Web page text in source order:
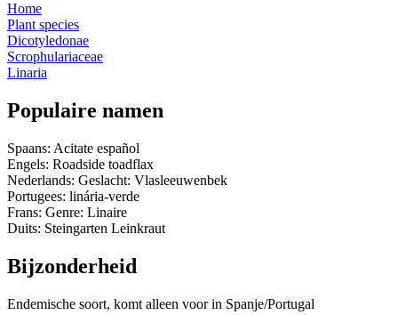
Home
Plant species
Dicotyledonae
Scrophulariaceae
Linaria
Populaire namen
Spaans: Acitate español
Engels: Roadside toadflax
Nederlands: Geslacht: Vlasleeuwenbek
Portugees: linária-verde
Frans: Genre: Linaire
Duits: Steingarten Leinkraut
Bijzonderheid
Endemische soort, komt alleen voor in Spanje/Portugal